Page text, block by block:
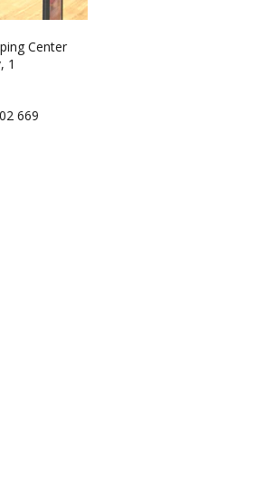
Center
1
669
SERUM